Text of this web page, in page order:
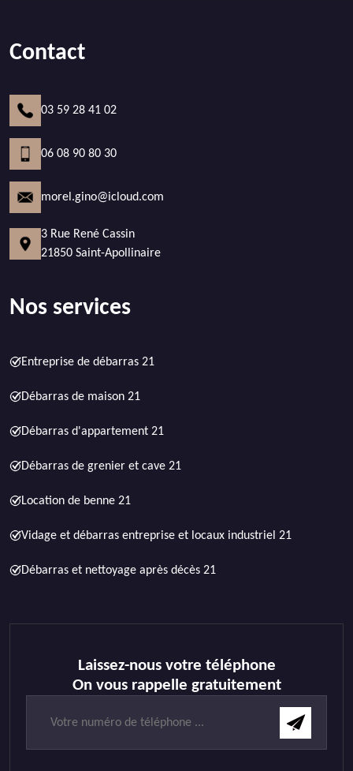
Contact
03 59 28 41 02
06 08 90 80 30
morel.gino@icloud.com
3 Rue René Cassin
21850 Saint-Apollinaire
Nos services
Entreprise de débarras 21
Débarras de maison 21
Débarras d'appartement 21
Débarras de grenier et cave 21
Location de benne 21
Vidage et débarras entreprise et locaux industriel 21
Débarras et nettoyage après décès 21
Laissez-nous votre téléphone
On vous rappelle gratuitement